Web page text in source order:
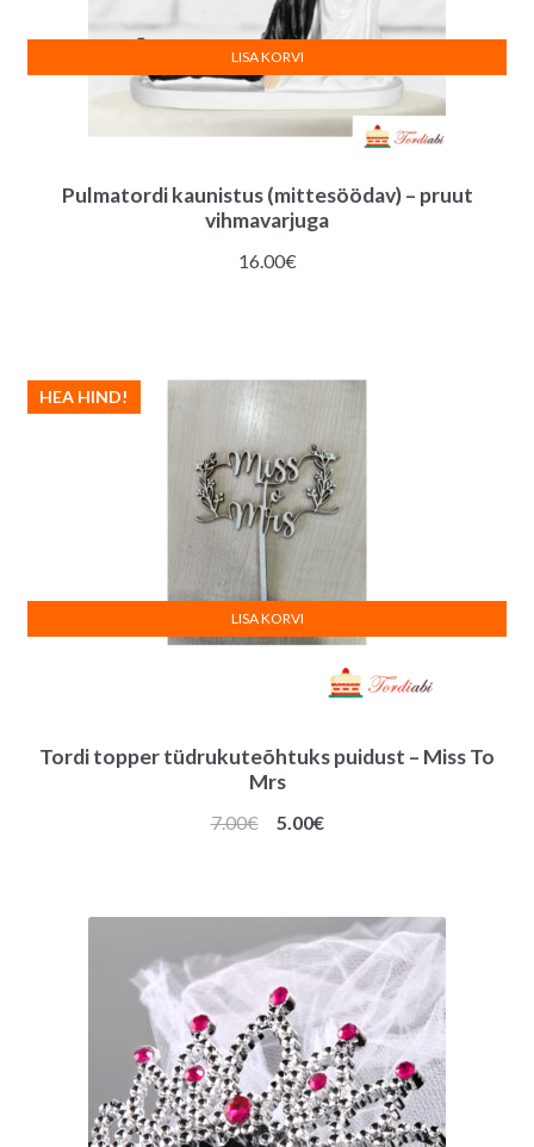
Pulmatordi kaunistus (mittesöödav) – pruut
vihmavarjuga
16.00€
LISA KORVI
Tordi topper tüdrukuteõhtuks puidust – Miss To
Mrs
HEA HIND!
7.00€
Algne
5.00€Praegune
LISA KORVI